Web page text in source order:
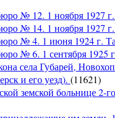
№ 12. 1 ноября 1927
№ 14. 1 ноября 1927
№ 4. 1 июня 1924 г.
№ 6. 1 сентября 1925
села Губарей,
и его уезд). (11621)
земской больнице 2-го